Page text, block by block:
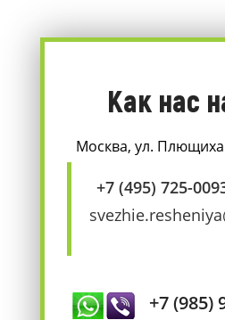
Как нас
Москва, ул.
+7 (495) 725-
+7 (985)